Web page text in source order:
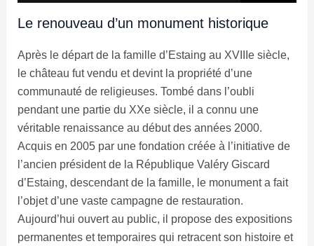
Le renouveau d’un monument historique
Après le départ de la famille d’Estaing au XVIIIe siècle,
le château fut vendu et devint la propriété d’une
communauté de religieuses. Tombé dans l’oubli
pendant une partie du XXe siècle, il a connu une
véritable renaissance au début des années 2000.
Acquis en 2005 par une fondation créée à l’initiative de
l’ancien président de la République Valéry Giscard
d’Estaing, descendant de la famille, le monument a fait
l’objet d’une vaste campagne de restauration.
Aujourd’hui ouvert au public, il propose des expositions
permanentes et temporaires qui retracent son histoire et